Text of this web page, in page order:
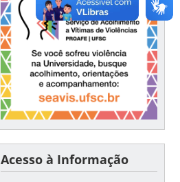
Acesso à Informação